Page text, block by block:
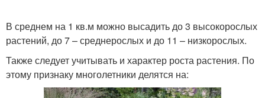
В среднем на 1 кв.м можно высадить до 3 высокорослых
растений, до 7 – среднерослых и до 11 – низкорослых.
Также следует учитывать и характер роста растения. По
этому признаку многолетники делятся на: